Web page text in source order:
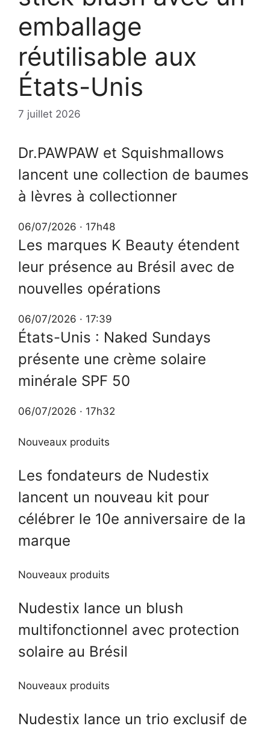
emballage
réutilisable aux
États-Unis
7 juillet 2026
Dr.PAWPAW et Squishmallows
lancent une collection de baumes
à lèvres à collectionner
06/07/2026 · 17h48
Les marques K Beauty étendent
leur présence au Brésil avec de
nouvelles opérations
06/07/2026 · 17:39
États-Unis : Naked Sundays
présente une crème solaire
minérale SPF 50
06/07/2026 · 17h32
Nouveaux produits
Les fondateurs de Nudestix
lancent un nouveau kit pour
célébrer le 10e anniversaire de la
marque
Nouveaux produits
Nudestix lance un blush
multifonctionnel avec protection
solaire au Brésil
Nouveaux produits
Nudestix lance un trio exclusif de